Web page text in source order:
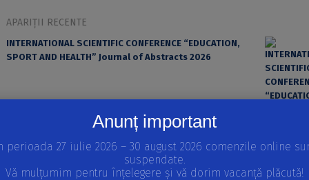
APARIȚII RECENTE
INTERNATIONAL SCIENTIFIC CONFERENCE “EDUCATION,
SPORT AND HEALTH” Journal of Abstracts 2026
Anunț important
perioada 27 iulie 2026 – 30 august 2026 comenzile online
suspendate.
Vă mulțumim pentru înțelegere și vă dorim vacanță plăcută!